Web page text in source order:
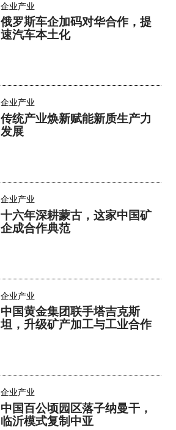
企业产业
俄罗斯车企加码对华合作，提
速汽车本土化
企业产业
传统产业焕新赋能新质生产力
发展
企业产业
十六年深耕蒙古，这家中国矿
企成合作典范
企业产业
中国黄金集团联手塔吉克斯
坦，升级矿产加工与工业合作
企业产业
中国百公顷园区落子纳曼干，
临沂模式复制中亚